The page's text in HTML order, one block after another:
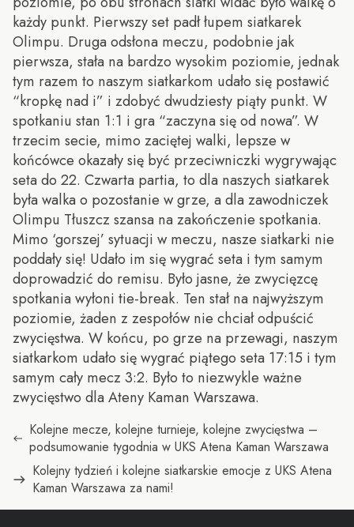
każdy punkt. Pierwszy set padł łupem siatkarek
Olimpu. Druga odsłona meczu, podobnie jak
pierwsza, stała na bardzo wysokim poziomie, jednak
tym razem to naszym siatkarkom udało się postawić
“kropkę nad i” i zdobyć dwudziesty piąty punkt. W
spotkaniu stan 1:1 i gra “zaczyna się od nowa”. W
trzecim secie, mimo zaciętej walki, lepsze w
końcówce okazały się być przeciwniczki wygrywając
seta do 22. Czwarta partia, to dla naszych siatkarek
była walka o pozostanie w grze, a dla zawodniczek
Olimpu Tłuszcz szansa na zakończenie spotkania.
Mimo ‘gorszej’ sytuacji w meczu, nasze siatkarki nie
poddały się! Udało im się wygrać seta i tym samym
doprowadzić do remisu. Było jasne, że zwycięzcę
spotkania wyłoni tie-break. Ten stał na najwyższym
poziomie, żaden z zespołów nie chciał odpuścić
zwycięstwa. W końcu, po grze na przewagi, naszym
siatkarkom udało się wygrać piątego seta 17:15 i tym
samym cały mecz 3:2. Było to niezwykle ważne
zwycięstwo dla Ateny Kaman Warszawa.
Nawigacja
wpisu
Poprzedni
wpis:
Kolejne mecze, kolejne turnieje, kolejne zwycięstwa –
podsumowanie tygodnia w UKS Atena Kaman Warszawa
Następny
wpis:
Kolejny tydzień i kolejne siatkarskie emocje z UKS Atena
Kaman Warszawa za nami!